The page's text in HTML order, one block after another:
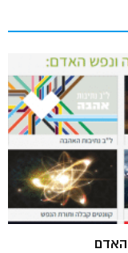
האדם